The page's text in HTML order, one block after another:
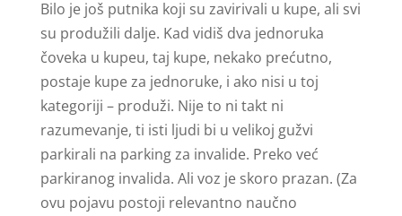
Bilo je još putnika koji su zavirivali u kupe, ali svi
su produžili dalje. Kad vidiš dva jednoruka
čoveka u kupeu, taj kupe, nekako prećutno,
postaje kupe za jednoruke, i ako nisi u toj
kategoriji – produži. Nije to ni takt ni
razumevanje, ti isti ljudi bi u velikoj gužvi
parkirali na parking za invalide. Preko već
parkiranog invalida. Ali voz je skoro prazan. (Za
ovu pojavu postoji relevantno naučno